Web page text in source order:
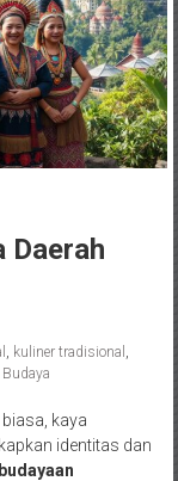
Daerah
kuliner tradisional
kaya
identitas dan